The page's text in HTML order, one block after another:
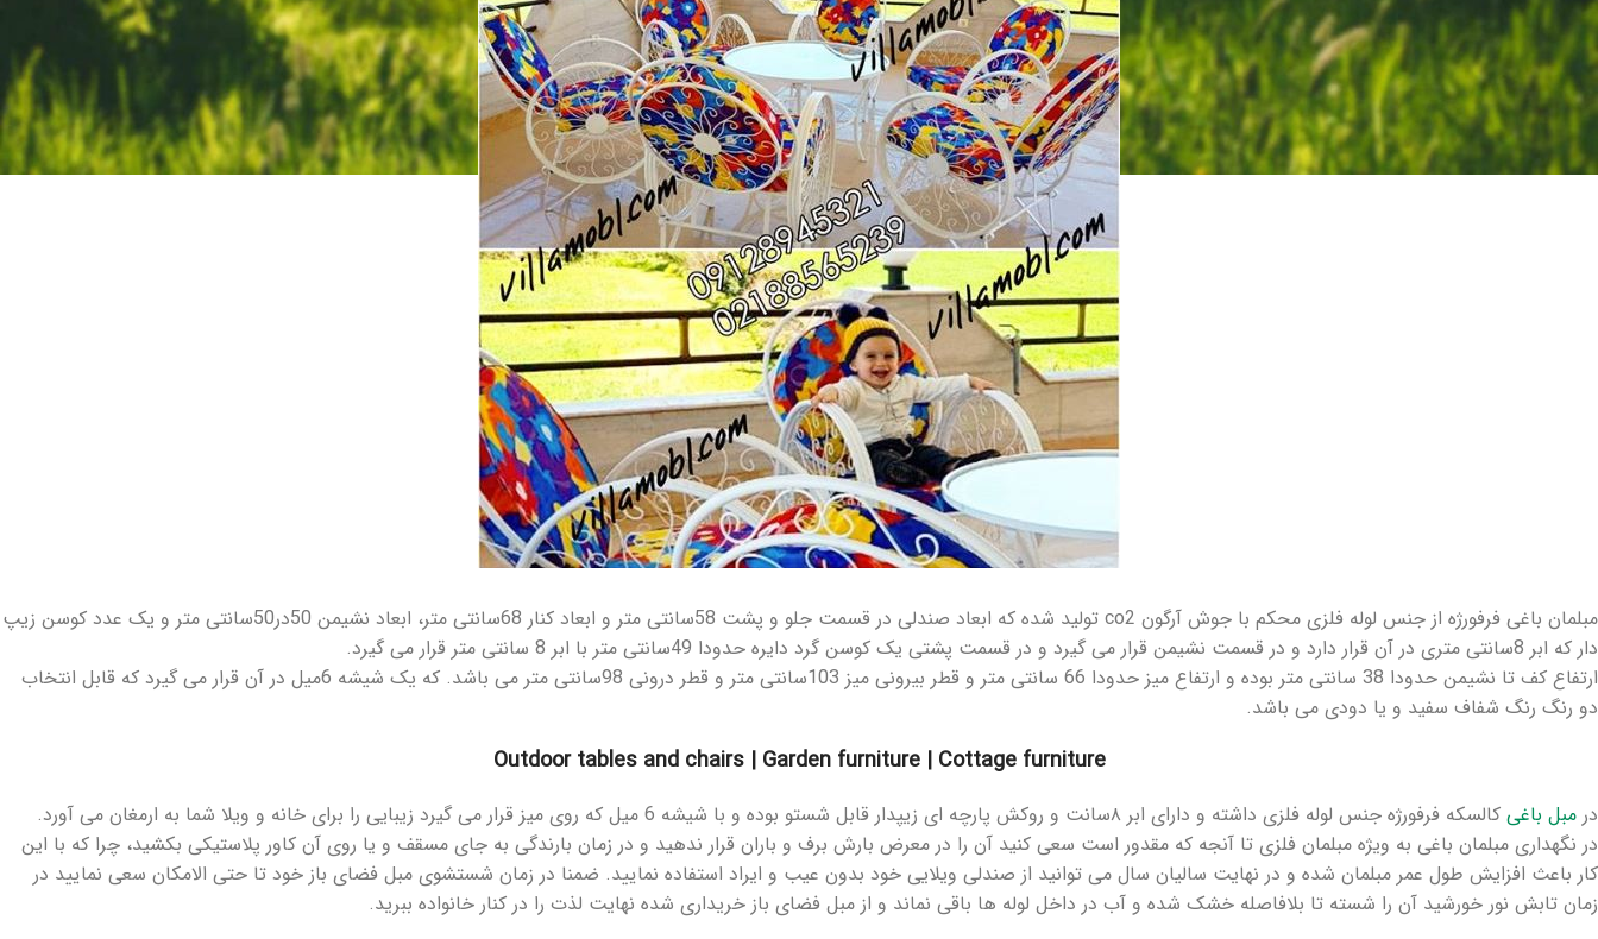
مبلمان باغی فرفورژه از جنس لوله فلزی محکم با جوش آرگون co2 تولید شده که ابعاد صندلی در قسمت جلو و پشت 58سانتی متر و ابعاد کنار 68سانتی متر، ابعاد نشیمن 50در50سانتی متر و یک عدد کوسن زیپ
دار که ابر 8سانتی متری در آن قرار دارد و در قسمت نشیمن قرار می گیرد و در قسمت پشتی یک کوسن گرد دایره حدودا 49سانتی متر با ابر 8 سانتی متر قرار می گیرد.
ارتفاع کف تا نشیمن حدودا 38 سانتی متر بوده و ارتفاع میز حدودا 66 سانتی متر و قطر بیرونی میز 103سانتی متر و قطر درونی 98سانتی متر می باشد. که یک شیشه 6میل در آن قرار می گیرد که قابل انتخاب
دو رنگ رنگ شفاف سفید و یا دودی می باشد.
Outdoor tables and chairs | Garden furniture | Cottage furniture
در مبل باغی کالسکه فرفورژه جنس لوله فلزی داشته و دارای ابر ۸سانت و روکش پارچه ای زیپدار قابل شستو بوده و با شیشه 6 میل که روی میز قرار می گیرد زیبایی را برای خانه و ویلا شما به ارمغان می آورد.
در نگهداری مبلمان باغی به ویژه مبلمان فلزی تا آنجه که مقدور است سعی کنید آن را در معرض بارش برف و باران قرار ندهید و در زمان بارندگی به جای مسقف و یا روی آن کاور پلاستیکی بکشید، چرا که با این
کار باعث افزایش طول عمر مبلمان شده و در نهایت سالیان سال می توانید از صندلی ویلایی خود بدون عیب و ایراد استفاده نمایید. ضمنا در زمان شستشوی مبل فضای باز خود تا حتی الامکان سعی نمایید در
زمان تابش نور خورشید آن را شسته تا بلافاصله خشک شده و آب در داخل لوله ها باقی نماند و از مبل فضای باز خریداری شده نهایت لذت را در کنار خانواده ببرید.